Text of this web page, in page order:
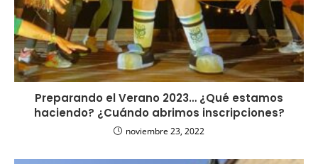
Preparando el Verano 2023… ¿Qué estamos
haciendo? ¿Cuándo abrimos inscripciones?
noviembre 23, 2022